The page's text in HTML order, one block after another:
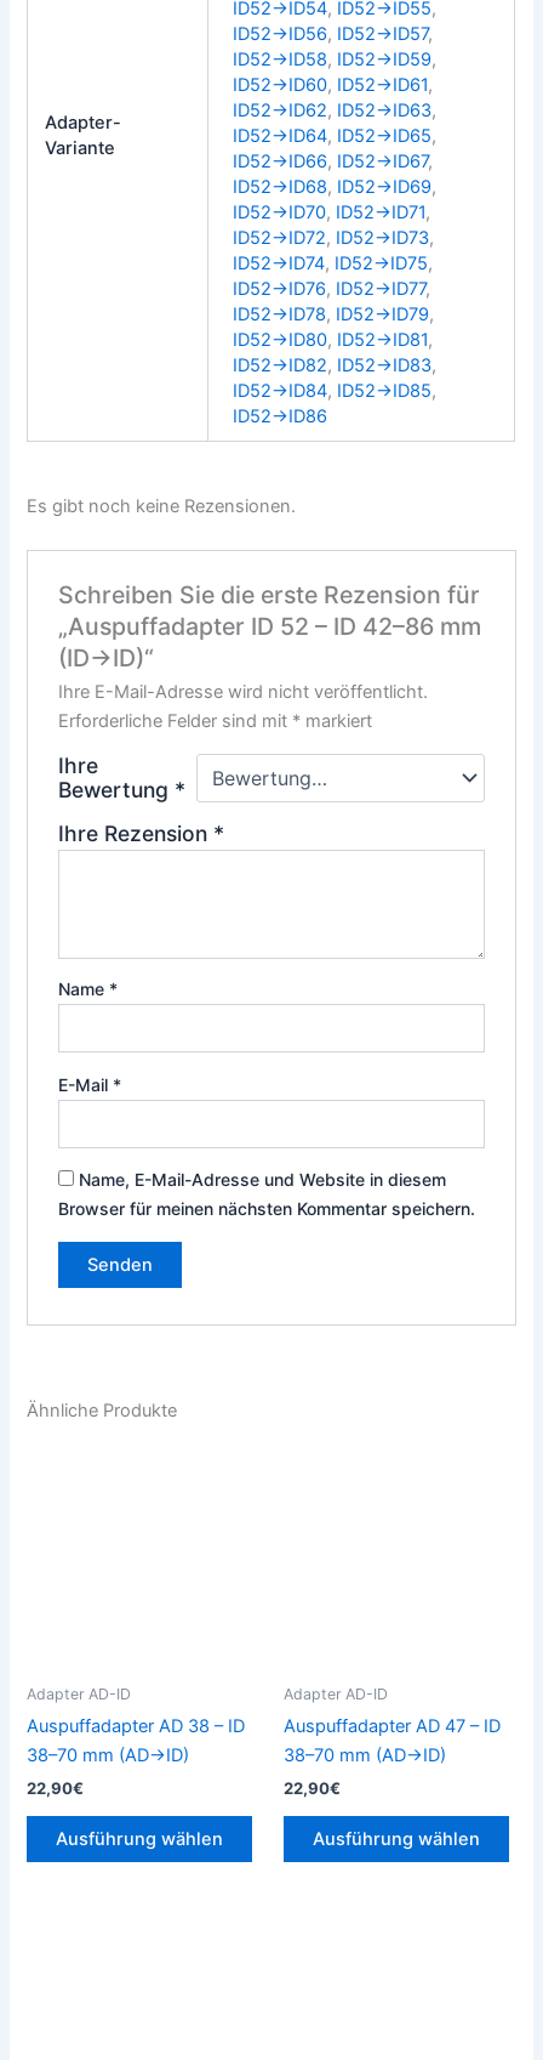
Adapter-
Variante
ID52→ID54, ID52→ID55,
ID52→ID56, ID52→ID57,
ID52→ID58, ID52→ID59,
ID52→ID60, ID52→ID61,
ID52→ID62, ID52→ID63,
ID52→ID64, ID52→ID65,
ID52→ID66, ID52→ID67,
ID52→ID68, ID52→ID69,
ID52→ID70, ID52→ID71,
ID52→ID72, ID52→ID73,
ID52→ID74, ID52→ID75,
ID52→ID76, ID52→ID77,
ID52→ID78, ID52→ID79,
ID52→ID80, ID52→ID81,
ID52→ID82, ID52→ID83,
ID52→ID84, ID52→ID85,
ID52→ID86
Es gibt noch keine Rezensionen.
Schreiben Sie die erste Rezension für
„Auspuffadapter ID 52 – ID 42–86 mm
(ID→ID)“
Ihre E-Mail-Adresse wird nicht veröffentlicht.
Erforderliche Felder sind mit *markiert
Ihre
Bewertung *
Ihre Rezension *
Name *
E-Mail *
Name, E-Mail-Adresse und Website in diesem
Browser für meinen nächsten Kommentar speichern.
Ähnliche Produkte
Adapter AD-ID
Auspuffadapter AD 38 – ID
38–70 mm (AD→ID)
22,90€
Ausführung wählen
können
gewählt
Adapter AD-ID
Auspuffadapter AD 47 – ID
38–70 mm (AD→ID)
22,90€
Ausführung wählen